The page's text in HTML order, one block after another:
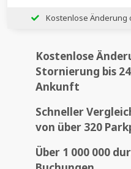
Kostenlose Änderung
Kostenlose
Stornierung bis
Ankunft
Schneller
von über 320
Über 1 000 000